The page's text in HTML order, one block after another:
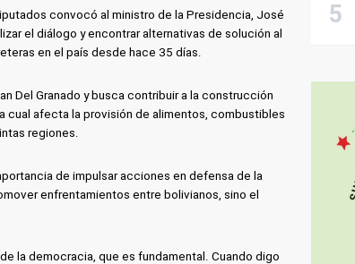
convocó al ministro de la Presidencia, José
el diálogo y encontrar alternativas de solución al
en el país desde hace 35 días.
Del Granado y busca contribuir a la construcción
cual afecta la provisión de alimentos, combustibles
regiones.
de impulsar acciones en defensa de la
enfrentamientos entre bolivianos, sino el
la democracia, que es fundamental. Cuando digo